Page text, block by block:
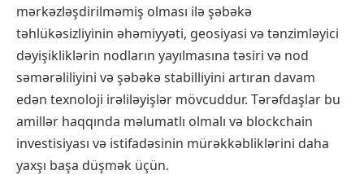
mərkəzləşdirilməmiş olması ilə şəbəkə
təhlükəsizliyinin əhəmiyyəti, geosiyasi və tənzimləyici
dəyişikliklərin nodların yayılmasına təsiri və nod
səmərəliliyini və şəbəkə stabilliyini artıran davam
edən texnoloji irəliləyişlər mövcuddur. Tərəfdaşlar bu
amillər haqqında məlumatlı olmalı və blockchain
investisiyası və istifadəsinin mürəkkəbliklərini daha
yaxşı başa düşmək üçün.